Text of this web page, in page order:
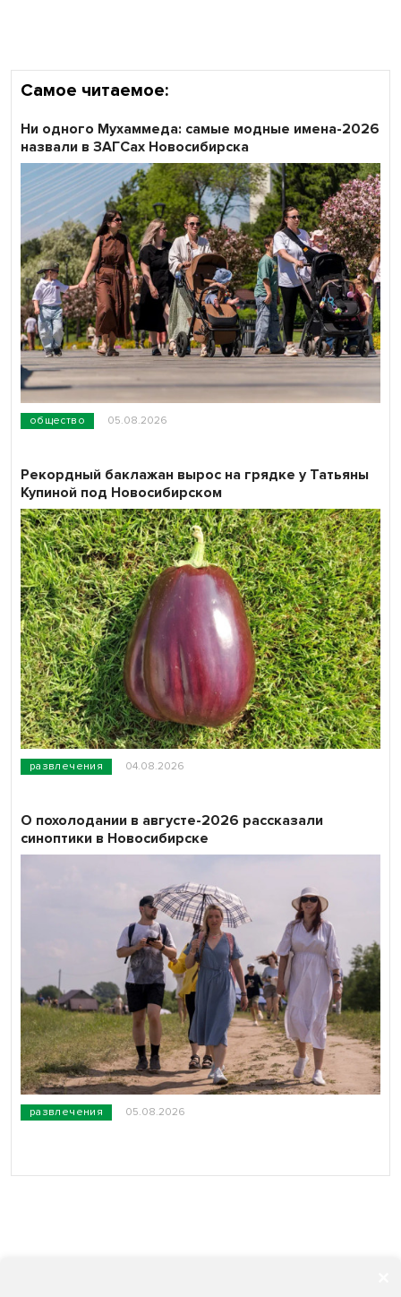
Самое читаемое:
общество 05.08.2026
Ни одного Мухаммеда: самые модные имена-2026
назвали в ЗАГСах Новосибирска
развлечения 04.08.2026
Рекордный баклажан вырос на грядке у Татьяны
Купиной под Новосибирском
развлечения 05.08.2026
О похолодании в августе-2026 рассказали
синоптики в Новосибирске